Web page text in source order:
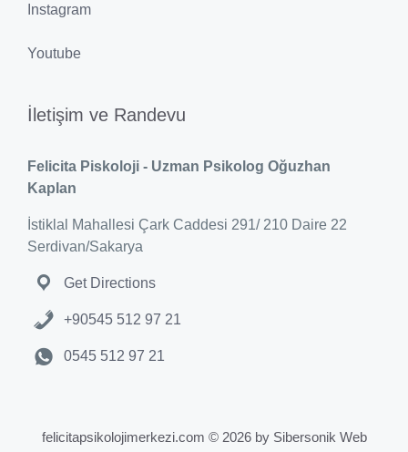
Instagram
Youtube
İletişim ve Randevu
Felicita Piskoloji - Uzman Psikolog Oğuzhan
Kaplan
İstiklal Mahallesi Çark Caddesi 291/ 210 Daire 22
Serdivan/Sakarya
Get Directions
+90545 512 97 21
0545 512 97 21
felicitapsikolojimerkezi.com © 2026 by Sibersonik Web